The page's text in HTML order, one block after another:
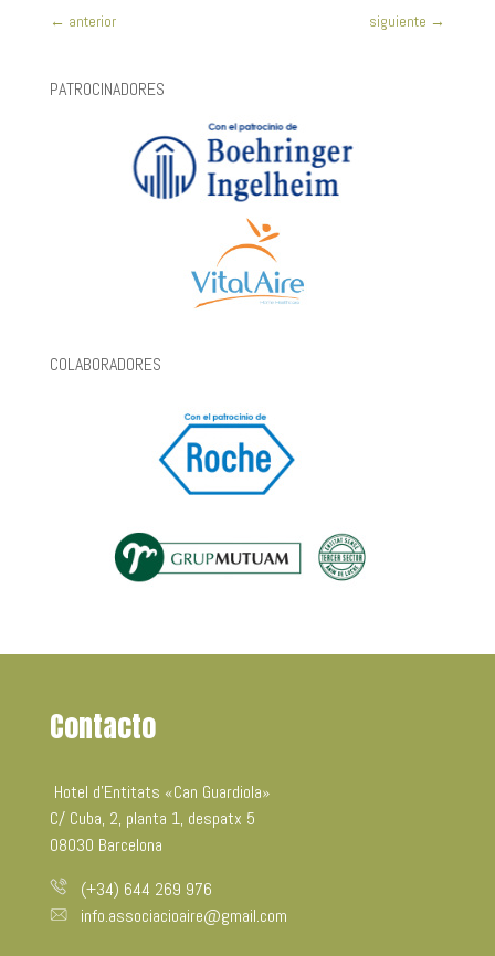
← anterior siguiente →
PATROCINADORES
COLABORADORES
Contacto
Hotel d’Entitats «Can Guardiola»
C/ Cuba, 2, planta 1, despatx 5
08030 Barcelona
(+34) 644 269 976
info.associacioaire@gmail.com